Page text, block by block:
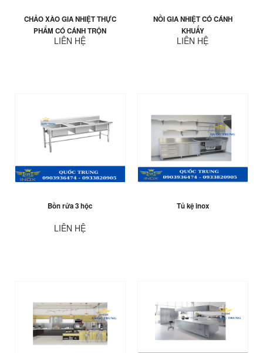
CHẢO XÀO GIA NHIỆT THỰC
PHẨM CÓ CÁNH TRỘN
LIÊN HỆ
NỒI GIA NHIỆT CÓ CÁNH
KHUẤY
LIÊN HỆ
Bồn rửa 3 hộc
LIÊN HỆ
Tủ kệ inox